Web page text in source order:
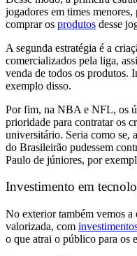
jogadores em times menores,
comprar os produtos desse
A segunda estratégia é a
comercializados pela liga,
venda de todos os produtos.
exemplo disso.
Por fim, na NBA e NFL, os
prioridade para contratar os
universitário. Seria como se,
do Brasileirão pudessem
Paulo de júniores, por
Investimento em
No exterior também vemos a
valorizada, com
o que atrai o público para os